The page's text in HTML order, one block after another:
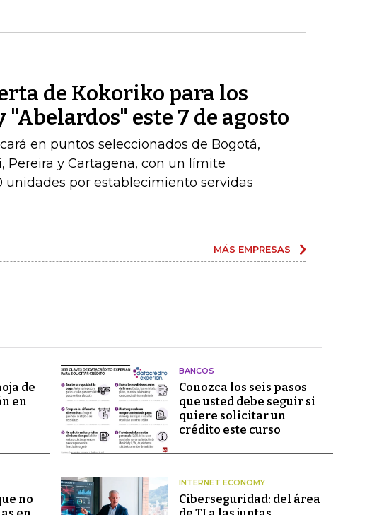
de Kokoriko para los
"Abelardos" este 7 de agosto
en puntos seleccionados de Bogotá,
Pereira y Cartagena, con un límite
unidades por establecimiento servidas
MÁS EMPRESAS
de
en
BANCOS
Conozca los seis pasos
que usted debe seguir si
quiere solicitar un
crédito este curso
no
INTERNET ECONOMY
Ciberseguridad: del área